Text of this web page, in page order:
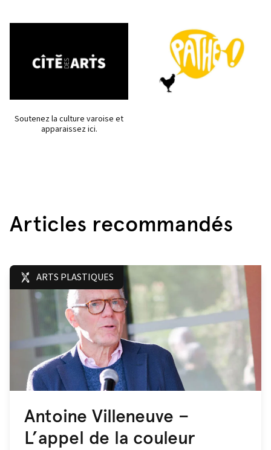
Soutenez la culture varoise et
apparaissez ici.
Articles recommandés
ARTS PLASTIQUES
Antoine Villeneuve –
L’appel de la couleur